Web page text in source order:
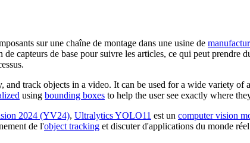
sur une chaîne de montage dans une usine de
capteurs de base pour suivre les articles, ce qui peut prendre
and track objects in a video. It can be used for a wide variety of
using bounding boxes to help the user see exactly where
2024 (YV24), Ultralytics YOLO11 est un computer vision
de l'object tracking et discuter d'applications du monde